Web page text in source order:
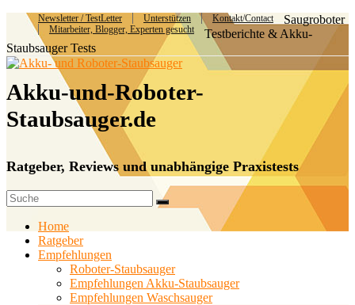
Newsletter / TestLetter Unterstützen
Kontakt/Contact
Mitarbeiter, Blogger, Experten gesucht
Saugroboter
Testberichte & Akku-
Staubsauger Tests
Akku-und-Roboter-
Staubsauger.de
Ratgeber, Reviews und unabhängige Praxistests
Home
Ratgeber
Empfehlungen
Roboter-Staubsauger
Empfehlungen Akku-Staubsauger
Empfehlungen Waschsauger